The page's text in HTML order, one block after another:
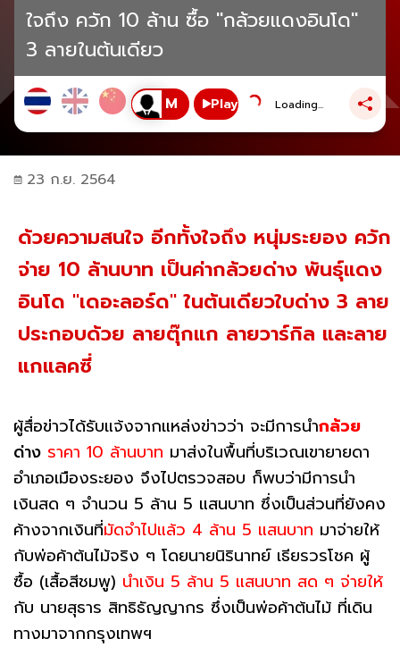
ใจถึง ควัก 10 ล้าน ซื้อ "กล้วยแดงอินโด"
3 ลายในต้นเดียว
Play Loading...
23 ก.ย. 2564
ด้วยความสนใจ อีกทั้งใจถึง หนุ่มระยอง ควัก
จ่าย 10 ล้านบาท เป็นค่ากล้วยด่าง พันธุ์แดง
อินโด "เดอะลอร์ด" ในต้นเดียวใบด่าง 3 ลาย
ประกอบด้วย ลายตุ๊กแก ลายวาร์กิล และลาย
แกแลคซี่
ผู้สื่อข่าวได้รับแจ้งจากแหล่งข่าวว่า จะมีการนำกล้วย
ด่าง ราคา 10 ล้านบาท มาส่งในพื้นที่บริเวณเขายายดา
อำเภอเมืองระยอง จึงไปตรวจสอบ ก็พบว่ามีการนำ
เงินสด ๆ จำนวน 5 ล้าน 5 แสนบาท ซึ่งเป็นส่วนที่ยังคง
ค้างจากเงินที่มัดจำไปแล้ว 4 ล้าน 5 แสนบาท มาจ่ายให้
กับพ่อค้าต้นไม้จริง ๆ โดยนายนิรินาทย์ เธียรวรโชค ผู้
ซื้อ (เสื้อสีชมพู) นำเงิน 5 ล้าน 5 แสนบาท สด ๆ จ่ายให้
กับ นายสุธาร สิทธิธัญญากร ซึ่งเป็นพ่อค้าต้นไม้ ที่เดิน
ทางมาจากกรุงเทพฯ